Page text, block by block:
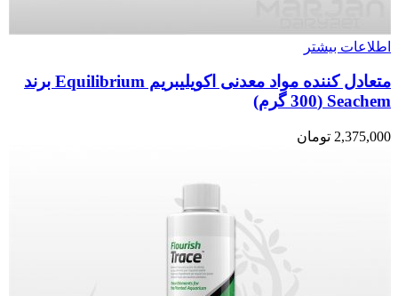
اطلاعات بیشتر
متعادل کننده مواد معدنی اکویلیبریم Equilibrium برند
Seachem (300 گرم)
2,375,000 تومان